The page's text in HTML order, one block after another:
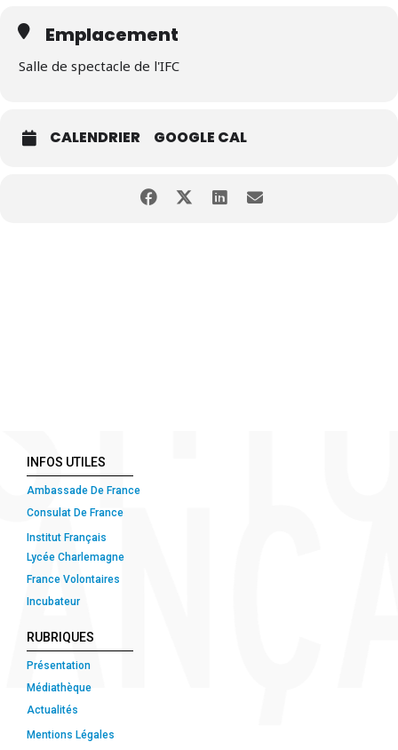
Emplacement
Salle de spectacle de l'IFC
CALENDRIER GOOGLE CAL
INFOS UTILES
Ambassade De France
Consulat De France
Institut Français
Lycée Charlemagne
France Volontaires
Incubateur
RUBRIQUES
Présentation
Médiathèque
Actualités
Mentions Légales